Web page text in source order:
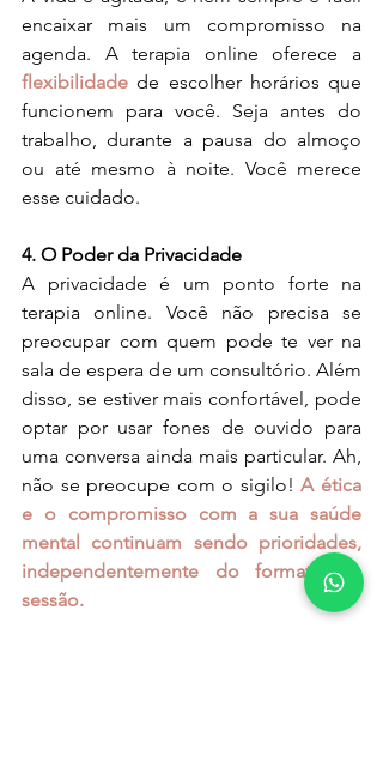
encaixar mais um compromisso na
flexibilidade de escolher horários que
funcionem para você. Seja antes do
trabalho, durante a pausa do almoço
ou até mesmo à noite. Você merece
esse cuidado.
4. O Poder da Privacidade
A privacidade é um ponto forte na
terapia online. Você não precisa se
preocupar com quem pode te ver na
sala de espera de um consultório. Além
disso, se estiver mais confortável, pode
optar por usar fones de ouvido para
uma conversa ainda mais particular. Ah,
não se preocupe com o sigilo! A ética
e o compromisso com a sua saúde
mental continuam sendo prioridades,
independentemente do formato da
sessão.